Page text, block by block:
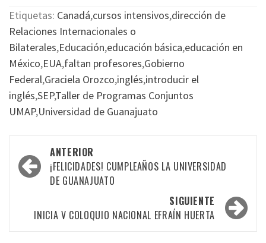
Etiquetas: Canadá,cursos intensivos,dirección de
Relaciones Internacionales o
Bilaterales,Educación,educación básica,educación en
México,EUA,faltan profesores,Gobierno
Federal,Graciela Orozco,inglés,introducir el
inglés,SEP,Taller de Programas Conjuntos
UMAP,Universidad de Guanajuato
Navegación
por
entradas
ANTERIOR
¡FELICIDADES! CUMPLEAÑOS LA UNIVERSIDAD
DE GUANAJUATO
SIGUIENTE
INICIA V COLOQUIO NACIONAL EFRAÍN HUERTA